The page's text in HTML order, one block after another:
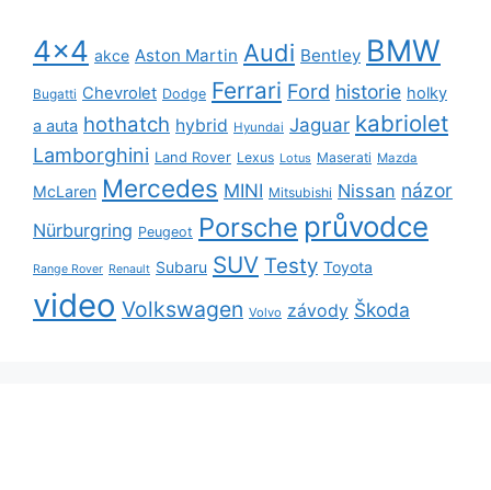
4x4 akce Aston Martin Audi Bentley BMW
Bugatti Chevrolet Dodge Ferrari Ford historie holky
a auta hothatch hybrid Hyundai Jaguar kabriolet
Lamborghini Land Rover Lexus Lotus Maserati Mazda
McLaren Mercedes MINI Mitsubishi Nissan názor
Nürburgring Peugeot Porsche průvodce
Range Rover Renault Subaru SUV Testy Toyota
video Volkswagen Volvo závody Škoda